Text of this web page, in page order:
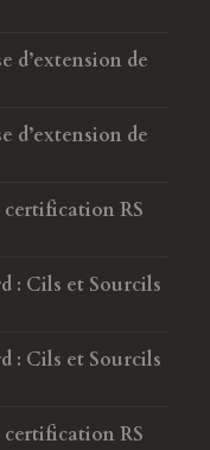
d’extension de
d’extension de
RS
: Cils et Sourcils
: Cils et Sourcils
RS